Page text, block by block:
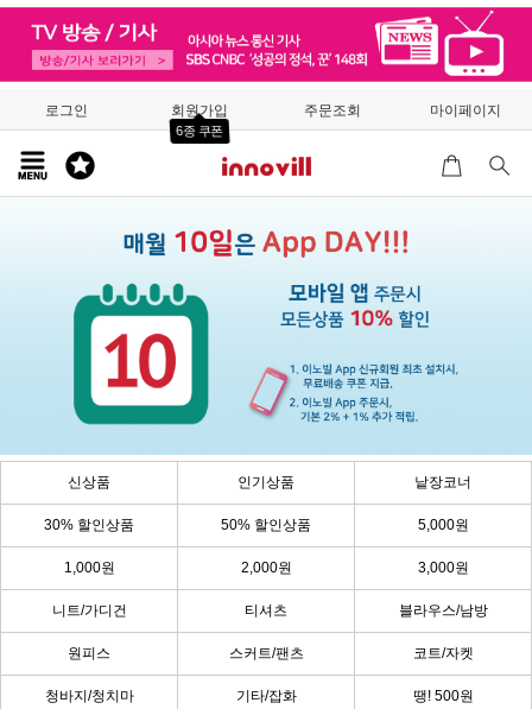
로그인 회원가입
6종 쿠폰
주문조회 마이페이지
신상품 인기상품 낱장코너
30% 할인상품 50% 할인상품 5,000원
1,000원 2,000원 3,000원
니트/가디건 티셔츠 블라우스/남방
원피스 스커트/팬츠 코트/자켓
청바지/청치마 기타/잡화 땡! 500원